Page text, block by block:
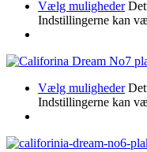
Vælg muligheder
Indstillingerne kan
Vælg muligheder
Indstillingerne kan